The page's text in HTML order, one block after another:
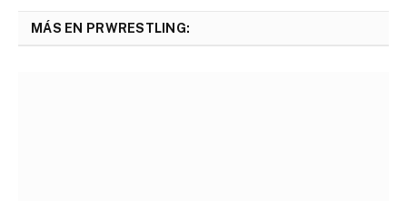
MÁS EN PRWRESTLING: